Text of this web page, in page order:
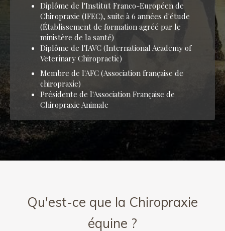
Diplôme de l'Institut Franco-Européen de
Chiropraxie (IFEC), suite à 6 années d'étude
(Établissement de formation agréé par le
ministère de la santé)
Diplôme de l'IAVC (International Academy of
Veterinary Chiropractic)
Membre de l'AFC (Association française de
chiropraxie)
Présidente de l'Association Française de
Chiropraxie Animale
Qu'est-ce que la Chiropraxie
équine ?